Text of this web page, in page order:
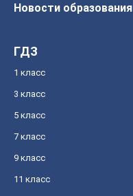
Новости образования
ГДЗ
1 класс
3 класс
5 класс
7 класс
9 класс
11 класс